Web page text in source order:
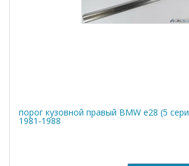
порог кузовной правый BMW е28 (5
1981-1988